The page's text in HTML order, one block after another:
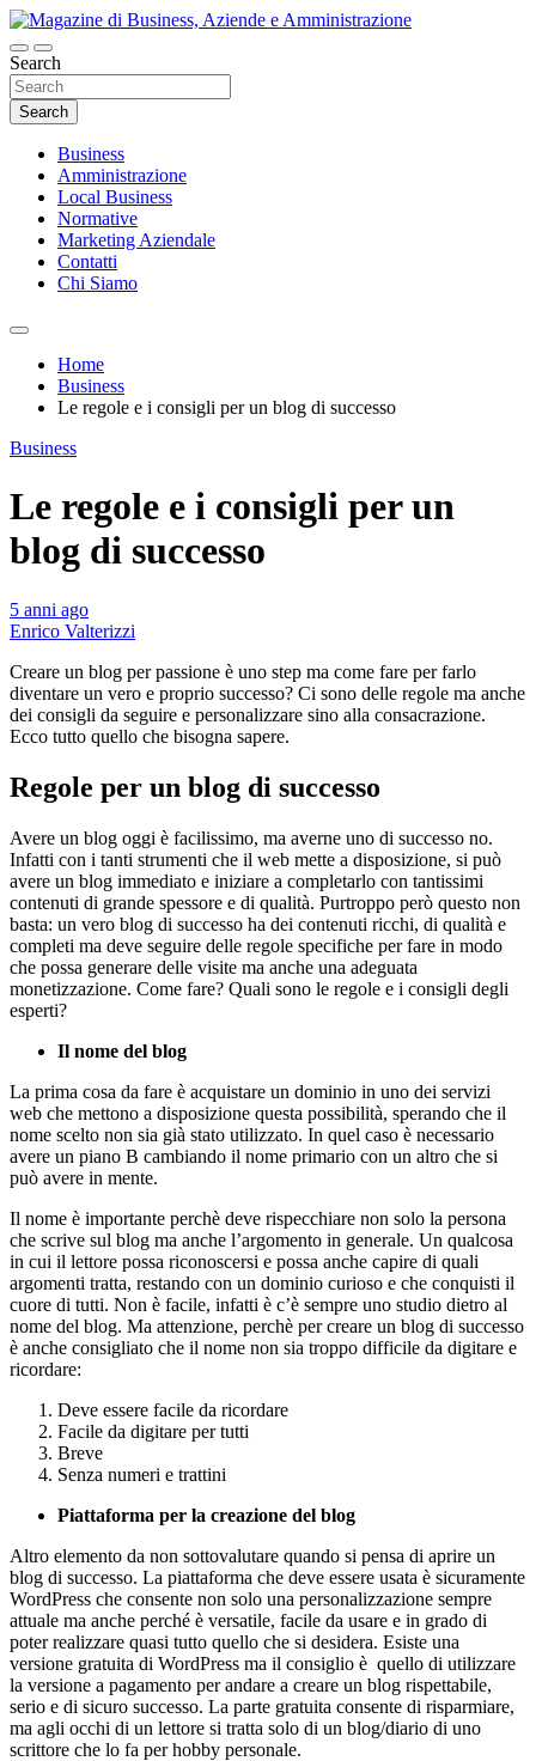
Skip
to
content
Magazine di Business, Aziende e
Amministrazione
Search
Search
Business
Amministrazione
Local Business
Normative
Marketing Aziendale
Contatti
Chi Siamo
Home
Business
Le regole e i consigli per un blog di successo
Business
Le regole e i consigli per un
blog di successo
5 anni ago
Enrico Valterizzi
Creare un blog per passione è uno step ma come fare per farlo
diventare un vero e proprio successo? Ci sono delle regole ma anche
dei consigli da seguire e personalizzare sino alla consacrazione.
Ecco tutto quello che bisogna sapere.
Regole per un blog di successo
Avere un blog oggi è facilissimo, ma averne uno di successo no.
Infatti con i tanti strumenti che il web mette a disposizione, si può
avere un blog immediato e iniziare a completarlo con tantissimi
contenuti di grande spessore e di qualità. Purtroppo però questo non
basta: un vero blog di successo ha dei contenuti ricchi, di qualità e
completi ma deve seguire delle regole specifiche per fare in modo
che possa generare delle visite ma anche una adeguata
monetizzazione. Come fare? Quali sono le regole e i consigli degli
esperti?
Il nome del blog
La prima cosa da fare è acquistare un dominio in uno dei servizi
web che mettono a disposizione questa possibilità, sperando che il
nome scelto non sia già stato utilizzato. In quel caso è necessario
avere un piano B cambiando il nome primario con un altro che si
può avere in mente.
Il nome è importante perchè deve rispecchiare non solo la persona
che scrive sul blog ma anche l’argomento in generale. Un qualcosa
in cui il lettore possa riconoscersi e possa anche capire di quali
argomenti tratta, restando con un dominio curioso e che conquisti il
cuore di tutti. Non è facile, infatti è c’è sempre uno studio dietro al
nome del blog. Ma attenzione, perchè per creare un blog di successo
è anche consigliato che il nome non sia troppo difficile da digitare e
ricordare:
Deve essere facile da ricordare
Facile da digitare per tutti
Breve
Senza numeri e trattini
Piattaforma per la creazione del blog
Altro elemento da non sottovalutare quando si pensa di aprire un
blog di successo. La piattaforma che deve essere usata è sicuramente
WordPress che consente non solo una personalizzazione sempre
attuale ma anche perché è versatile, facile da usare e in grado di
poter realizzare quasi tutto quello che si desidera. Esiste una
versione gratuita di WordPress ma il consiglio è quello di utilizzare
la versione a pagamento per andare a creare un blog rispettabile,
serio e di sicuro successo. La parte gratuita consente di risparmiare,
ma agli occhi di un lettore si tratta solo di un blog/diario di uno
scrittore che lo fa per hobby personale.